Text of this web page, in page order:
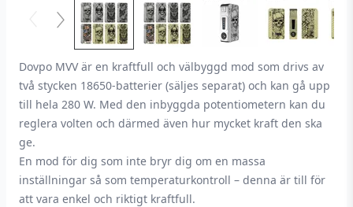
Dovpo MVV är en kraftfull och välbyggd mod som drivs av
två stycken 18650-batterier (säljes separat) och kan gå upp
till hela 280 W. Med den inbyggda potentiometern kan du
reglera volten och därmed även hur mycket kraft den ska
ge.
En mod för dig som inte bryr dig om en massa
inställningar så som temperaturkontroll – denna är till för
att vara enkel och riktigt kraftfull.